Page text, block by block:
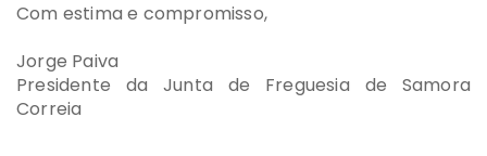
Com estima e compromisso,
Jorge Paiva
Presidente da Junta de Freguesia de Samora
Correia